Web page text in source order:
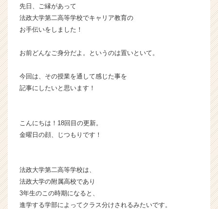
ー・
成
業
ら
ス
ト
届
活
サ
イ
ト
先日、ご縁があって
法政大学第二高等学校でキャリア教育の
お手伝いをしました！
お前どんなご身分だよ。というのは置いといて。
今回は、その授業を通して感じた事を
記事にしたいと思います！
こんにちは！18回目の更新。
金曜日の顔、じつもりです！
法政大学第二高等学校は、
法政大学の附属高校であり
3年生のこの時期になると、
進学する学部によってクラス分けされるみたいです。